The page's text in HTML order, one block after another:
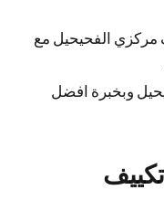
مركزي الفحيحيل مع
وبخبرة افضل